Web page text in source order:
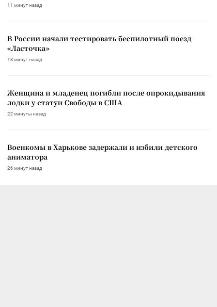
11 минут назад
В России начали тестировать беспилотный поезд
«Ласточка»
18 минут назад
Женщина и младенец погибли после опрокидывания
лодки у статуи Свободы в США
22 минуты назад
Военкомы в Харькове задержали и избили детского
аниматора
26 минут назад